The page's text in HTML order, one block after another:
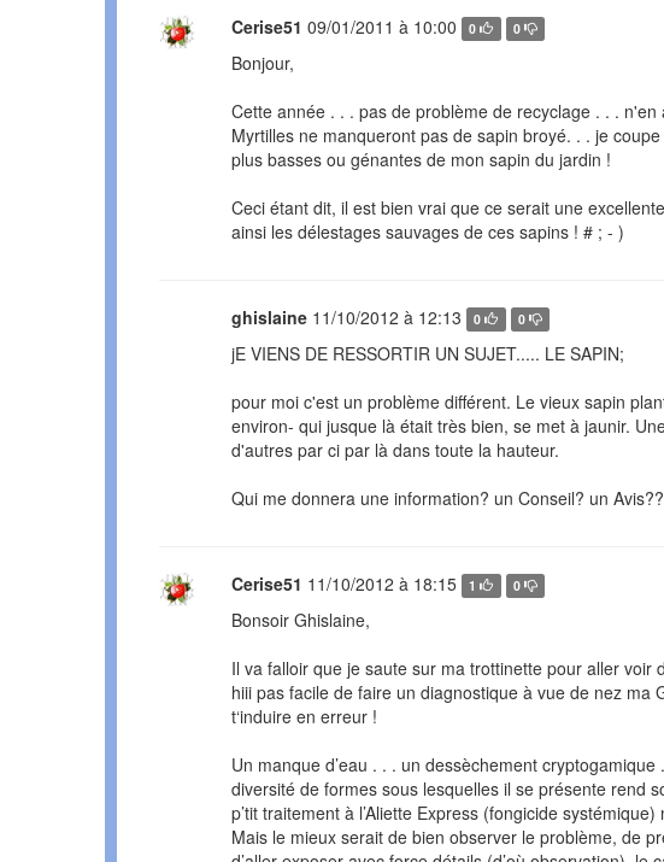
Cerise51 09/01/2011 à 10:00 0 0
Bonjour,
Cette année . . . pas de problème de recyclage . . .
Myrtilles ne manqueront pas de sapin broyé. . . je
plus basses ou génantes de mon sapin du jardin !
Ceci étant dit, il est bien vrai que ce serait une
ainsi les délestages sauvages de ces sapins ! # ; - )
ghislaine 11/10/2012 à 12:13 0 0
jE VIENS DE RESSORTIR UN SUJET..... LE SAPIN;
pour moi c'est un problème différent. Le vieux sapin
environ- qui jusque là était très bien, se met à jaunir.
d'autres par ci par là dans toute la hauteur.
Qui me donnera une information? un Conseil? un
Cerise51 11/10/2012 à 18:15 1 0
Bonsoir Ghislaine,
Il va falloir que je saute sur ma trottinette pour aller voir
hiii pas facile de faire un diagnostique à vue de nez ma
t‘induire en erreur !
Un manque d’eau . . . un dessèchement
diversité de formes sous lesquelles il se présente rend
p’tit traitement à l’Aliette Express (fongicide
Mais le mieux serait de bien observer le problème, de